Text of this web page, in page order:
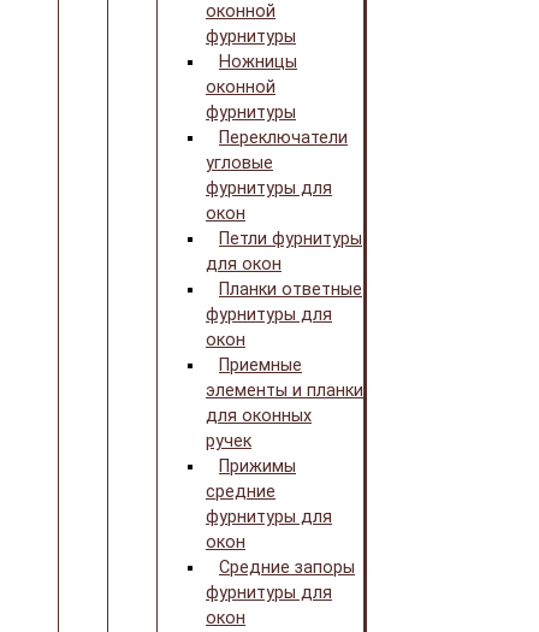
оконной
фурнитуры
Ножницы
оконной
фурнитуры
Переключатели
угловые
фурнитуры для
окон
Петли фурнитуры
для окон
Планки ответные
фурнитуры для
окон
Приемные
элементы и планки
для оконных
ручек
Прижимы
средние
фурнитуры для
окон
Средние запоры
фурнитуры для
окон